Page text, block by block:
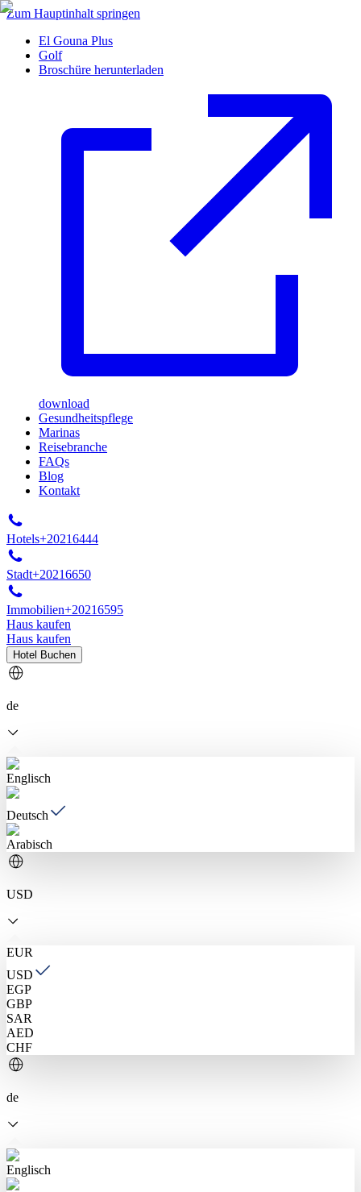
Zum Hauptinhalt springen
El Gouna Plus
Golf
Broschüre herunterladen
download
Gesundheitspflege
Marinas
Reisebranche
FAQs
Blog
Kontakt
Hotels+20216444
Stadt+20216650
Immobilien+20216595
Haus kaufen
Haus kaufen
Hotel Buchen
de
Englisch
Deutsch
Arabisch
USD
EUR
USD
EGP
GBP
SAR
AED
CHF
de
Englisch